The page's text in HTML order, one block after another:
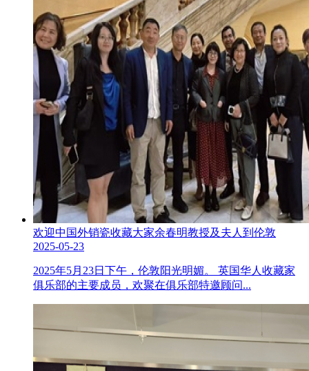
欢迎中国外销瓷收藏大家余春明教授及夫人到伦敦
2025-05-23
2025年5月23日下午，伦敦阳光明媚。 英国华人收藏家
俱乐部的主要成员，欢聚在俱乐部特邀顾问...